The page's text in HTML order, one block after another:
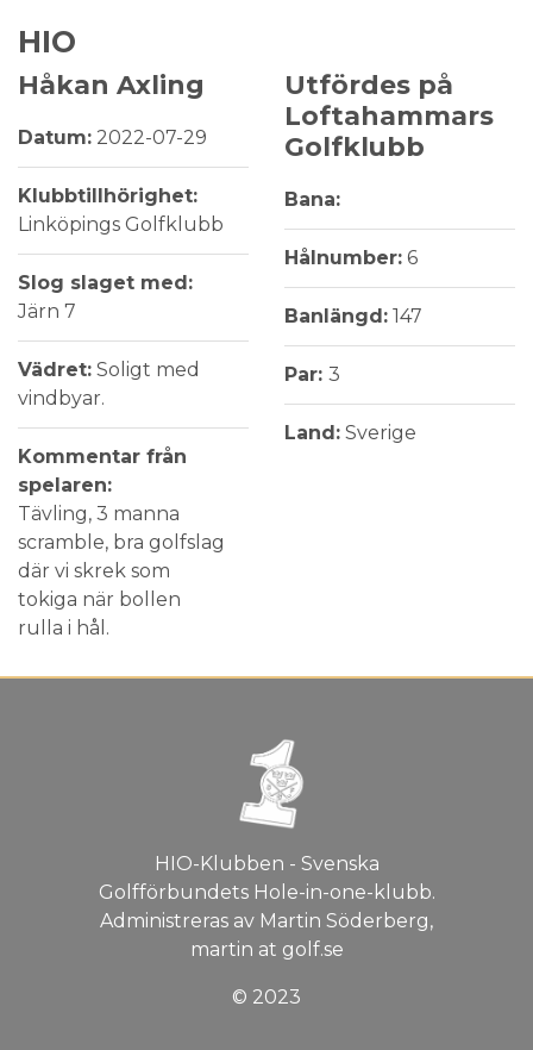
HIO
Håkan Axling
Datum: 2022-07-29
Klubbtillhörighet:
Linköpings Golfklubb
Slog slaget med:
Järn 7
Vädret: Soligt med
vindbyar.
Kommentar från
spelaren:
Tävling, 3 manna
scramble, bra golfslag
där vi skrek som
tokiga när bollen
rulla i hål.
Utfördes på
Loftahammars
Golfklubb
Bana:
Hålnumber: 6
Banlängd: 147
Par: 3
Land: Sverige
HIO-Klubben - Svenska
Golfförbundets Hole-in-one-klubb.
Administreras av Martin Söderberg,
martin at golf.se
© 2023